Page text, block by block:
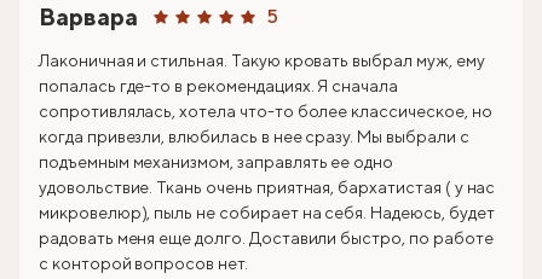
Варвара 5
Лаконичная и стильная. Такую кровать выбрал муж, ему
попалась где-то в рекомендациях. Я сначала
сопротивлялась, хотела что-то более классическое, но
когда привезли, влюбилась в нее сразу. Мы выбрали с
подъемным механизмом, заправлять ее одно
удовольствие. Ткань очень приятная, бархатистая ( у нас
микровелюр), пыль не собирает на себя. Надеюсь, будет
радовать меня еще долго. Доставили быстро, по работе
с конторой вопросов нет.